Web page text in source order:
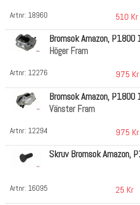
Artnr: 18960 510 Kr
Artnr: 12276
Bromsok Amazon, P1800
Höger Fram
975 Kr
Artnr: 12294
Bromsok Amazon, P1800
Vänster Fram
975 Kr
Artnr: 16095
Skruv Bromsok Amazon,
25 Kr